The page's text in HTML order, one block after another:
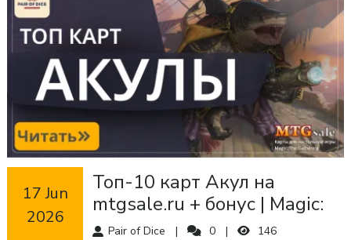
Pair of Dice 0 146
2026
Топ-10 карт Акул на
mtgsale.ru + бонус | Magic:
the Gathering